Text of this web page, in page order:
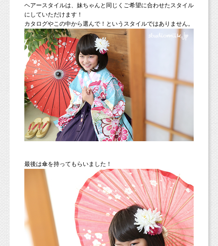
ヘアースタイルは、妹ちゃんと同じくご希望に合わせたスタイル
にしていただけます！
カタログやこの中から選んで！というスタイルではありません。
最後は傘を持ってもらいました！